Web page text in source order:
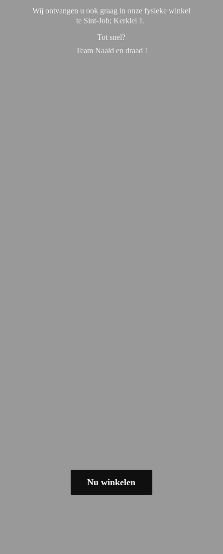
Wij ontvangen u ook graag in onze fysieke winkel
te Sint-Job; Kerklei 1.
Tot snel?
Team Naald en draad !
Nu winkelen